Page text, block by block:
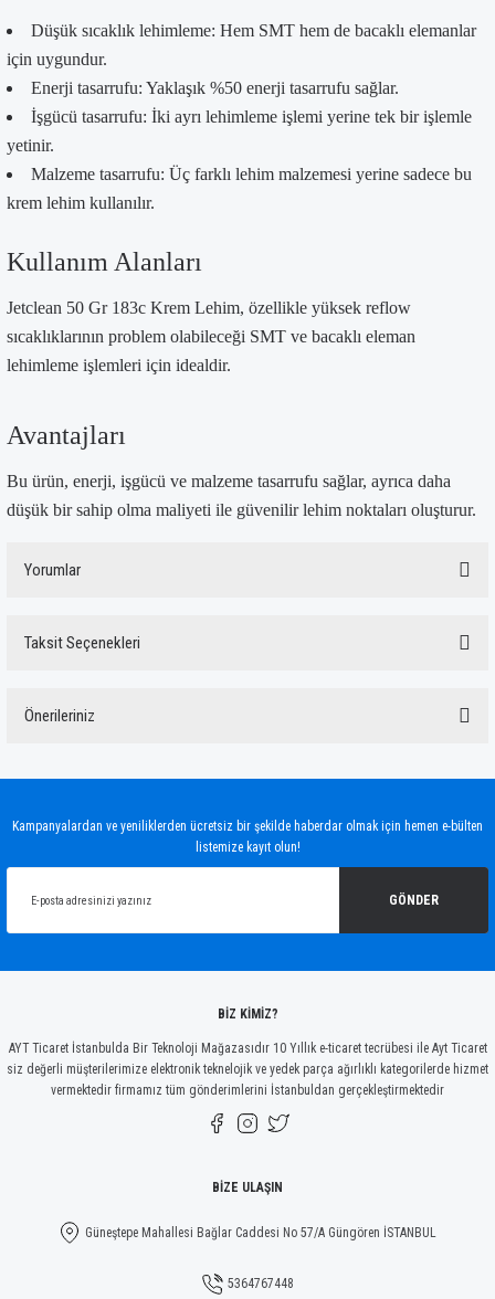
Düşük sıcaklık lehimleme: Hem SMT hem de bacaklı elemanlar
için uygundur.
Enerji tasarrufu: Yaklaşık %50 enerji tasarrufu sağlar.
İşgücü tasarrufu: İki ayrı lehimleme işlemi yerine tek bir işlemle
yetinir.
Malzeme tasarrufu: Üç farklı lehim malzemesi yerine sadece bu
krem lehim kullanılır.
Kullanım Alanları
Jetclean 50 Gr 183c Krem Lehim, özellikle yüksek reflow
sıcaklıklarının problem olabileceği SMT ve bacaklı eleman
lehimleme işlemleri için idealdir.
Avantajları
Bu ürün, enerji, işgücü ve malzeme tasarrufu sağlar, ayrıca daha
düşük bir sahip olma maliyeti ile güvenilir lehim noktaları oluşturur.
Yorumlar
Taksit Seçenekleri
Önerileriniz
Ürün açıklamasında eksik bilgiler bulunuyor.
Gönder
Kampanyalardan ve yeniliklerden ücretsiz bir şekilde haberdar olmak için hemen e-bülten
listemize kayıt olun!
GÖNDER
BİZ KİMİZ?
AYT Ticaret İstanbulda Bir Teknoloji Mağazasıdır 10 Yıllık e-ticaret tecrübesi ile Ayt Ticaret
siz değerli müşterilerimize elektronik teknelojik ve yedek parça ağırlıklı kategorilerde hizmet
vermektedir firmamız tüm gönderimlerini İstanbuldan gerçekleştirmektedir
BİZE ULAŞIN
Güneştepe Mahallesi Bağlar Caddesi No 57/A Güngören İSTANBUL
5364767448